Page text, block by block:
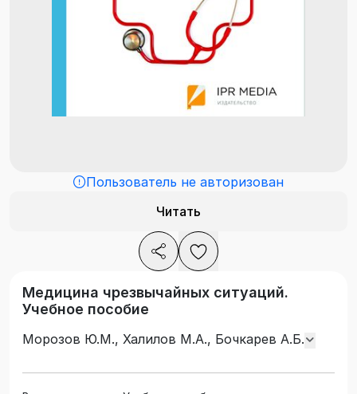
Пользователь не авторизован
Читать
Медицина чрезвычайных ситуаций.
Учебное пособие
Морозов Ю.М., Халилов М.А., Бочкарев А.Б.